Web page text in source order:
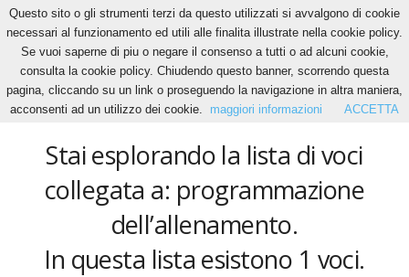
Home Tags Programmazione dell’allenamento
programmazione dell’allenamento
Stai esplorando la lista di voci
collegata a: programmazione
dell’allenamento.
In questa lista esistono 1 voci.
Questo sito o gli strumenti terzi da questo utilizzati si avvalgono di cookie
necessari al funzionamento ed utili alle finalita illustrate nella cookie policy.
Se vuoi saperne di piu o negare il consenso a tutti o ad alcuni cookie,
consulta la cookie policy. Chiudendo questo banner, scorrendo questa
pagina, cliccando su un link o proseguendo la navigazione in altra maniera,
acconsenti ad un utilizzo dei cookie.
maggiori informazioni ACCETTA